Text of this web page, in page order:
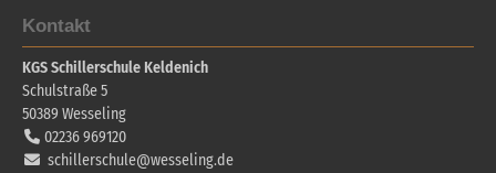
Kontakt
KGS Schillerschule Keldenich
Schulstraße 5
50389 Wesseling
02236 969120
schillerschule@wesseling.de